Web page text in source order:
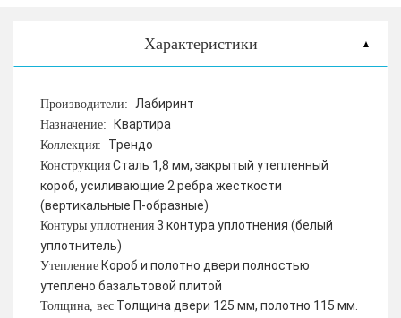
Характеристики
Производители: Лабиринт
Назначение: Квартира
Коллекция: Трендо
Конструкция Сталь 1,8 мм, закрытый утепленный
короб, усиливающие 2 ребра жесткости
(вертикальные П-образные)
Контуры уплотнения 3 контура уплотнения (белый
уплотнитель)
Утепление Короб и полотно двери полностью
утеплено базальтовой плитой
Толщина, вес Толщина двери 125 мм, полотно 115 мм.